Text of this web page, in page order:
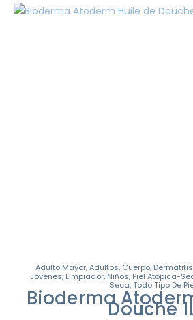
Adulto Mayor,Adultos, Cuerpo,
Jóvenes, Limpiador, Niños, Piel Atópica-
Seca,Todo Tipo De
BiodermaDouche